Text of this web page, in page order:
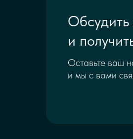
Обсудить
и
Оставьте ваш
и мы с вами